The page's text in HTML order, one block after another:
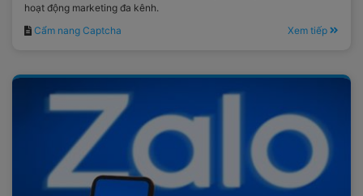
hoạt động marketing đa kênh.
Cẩm nang Captcha
Xem tiếp